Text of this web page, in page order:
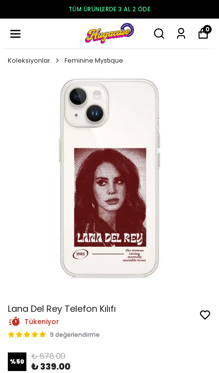
TÜM ÜRÜNLERDE 3 AL 2 ÖDE
0
Koleksiyonlar Feminine Mystique
Lana Del Rey Telefon Kılıfı
Tükeniyor
9 değerlendirme
%50 ₺ 678.00
₺ 339.00